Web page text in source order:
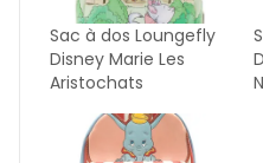
Sac à dos Loungefly
Disney Marie Les
Aristochats